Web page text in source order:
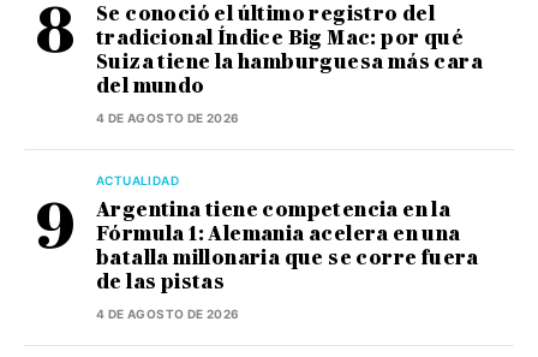
Se conoció el último registro del
tradicional Índice Big Mac: por qué
Suiza tiene la hamburguesa más cara
del mundo
4 DE AGOSTO DE 2026
ACTUALIDAD
Argentina tiene competencia en la
Fórmula 1: Alemania acelera en una
batalla millonaria que se corre fuera
de las pistas
4 DE AGOSTO DE 2026